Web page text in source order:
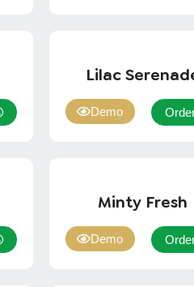
Lilac
Demo
Minty Fresh
Demo